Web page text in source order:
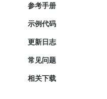
参考手册
示例代码
更新日志
常见问题
相关下载